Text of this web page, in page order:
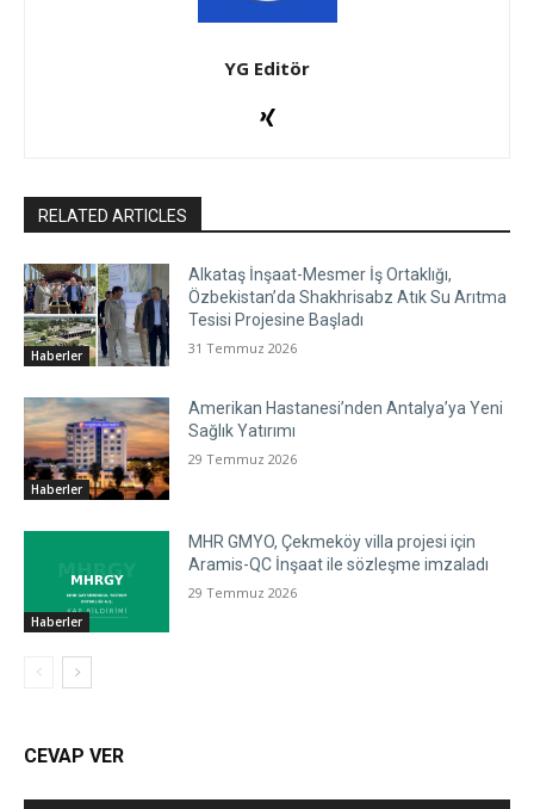
YG Editör
RELATED ARTICLES
Haberler
Alkataş İnşaat-Mesmer İş Ortaklığı,
Özbekistan’da Shakhrisabz Atık Su Arıtma
Tesisi Projesine Başladı
31 Temmuz 2026
Haberler
Amerikan Hastanesi’nden Antalya’ya Yeni
Sağlık Yatırımı
29 Temmuz 2026
Haberler
MHR GMYO, Çekmeköy villa projesi için
Aramis-QC İnşaat ile sözleşme imzaladı
29 Temmuz 2026
CEVAP VER